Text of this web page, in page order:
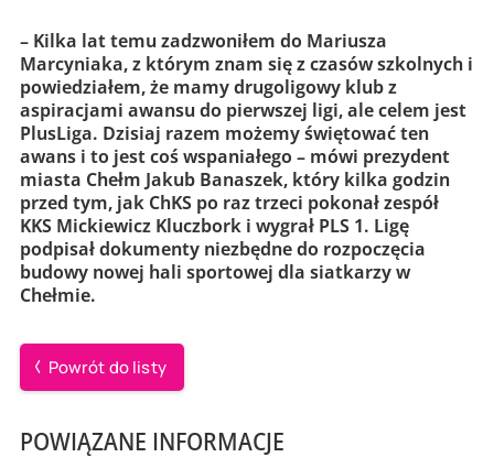
– Kilka lat temu zadzwoniłem do Mariusza
Marcyniaka, z którym znam się z czasów szkolnych i
powiedziałem, że mamy drugoligowy klub z
aspiracjami awansu do pierwszej ligi, ale celem jest
PlusLiga. Dzisiaj razem możemy świętować ten
awans i to jest coś wspaniałego – mówi prezydent
miasta Chełm Jakub Banaszek, który kilka godzin
przed tym, jak ChKS po raz trzeci pokonał zespół
KKS Mickiewicz Kluczbork i wygrał PLS 1. Ligę
podpisał dokumenty niezbędne do rozpoczęcia
budowy nowej hali sportowej dla siatkarzy w
Chełmie.
Powrót do listy
POWIĄZANE INFORMACJE